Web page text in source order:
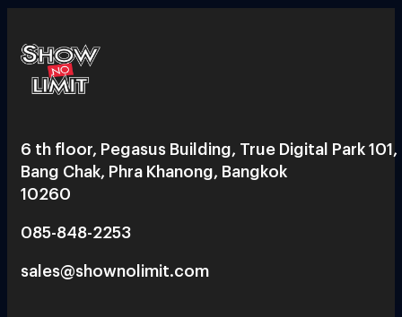
6 th floor, Pegasus Building, True Digital Park 101,
Bang Chak, Phra Khanong, Bangkok
10260
085-848-2253
sales@shownolimit.com